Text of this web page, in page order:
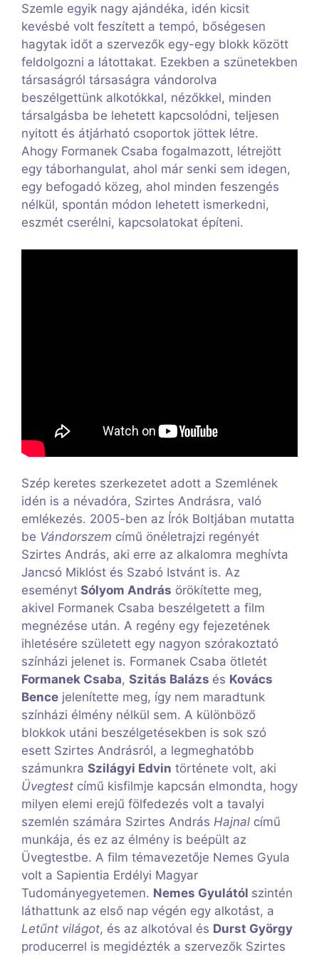
Szemle egyik nagy ajándéka, idén kicsit
kevésbé volt feszített a tempó, bőségesen
hagytak időt a szervezők egy-egy blokk között
feldolgozni a látottakat. Ezekben a szünetekben
társaságról társaságra vándorolva
beszélgettünk alkotókkal, nézőkkel, minden
társalgásba be lehetett kapcsolódni, teljesen
nyitott és átjárható csoportok jöttek létre.
Ahogy Formanek Csaba fogalmazott, létrejött
egy táborhangulat, ahol már senki sem idegen,
egy befogadó közeg, ahol minden feszengés
nélkül, spontán módon lehetett ismerkedni,
eszmét cserélni, kapcsolatokat építeni.
Szép keretes szerkezetet adott a Szemlének
idén is a névadóra, Szirtes Andrásra, való
emlékezés. 2005-ben az Írók Boltjában mutatta
be Vándorszem című önéletrajzi regényét
Szirtes András, aki erre az alkalomra meghívta
Jancsó Miklóst és Szabó Istvánt is. Az
eseményt Sólyom András örökítette meg,
akivel Formanek Csaba beszélgetett a film
megnézése után. A regény egy fejezetének
ihletésére született egy nagyon szórakoztató
színházi jelenet is. Formanek Csaba ötletét
Formanek Csaba, Szitás Balázs és Kovács
Bence jelenítette meg, így nem maradtunk
színházi élmény nélkül sem. A különböző
blokkok utáni beszélgetésekben is sok szó
esett Szirtes Andrásról, a legmeghatóbb
számunkra Szilágyi Edvin története volt, aki
Üvegtest című kisfilmje kapcsán elmondta, hogy
milyen elemi erejű fölfedezés volt a tavalyi
szemlén számára Szirtes András Hajnal című
munkája, és ez az élmény is beépült az
Üvegtestbe. A film témavezetője Nemes Gyula
volt a Sapientia Erdélyi Magyar
Tudományegyetemen. Nemes Gyulától szintén
láthattunk az első nap végén egy alkotást, a
Letűnt világot, és az alkotóval és Durst György
producerrel is megidézték a szervezők Szirtes